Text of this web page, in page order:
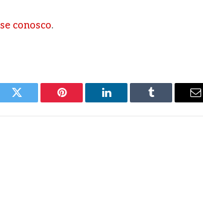
conosco.
Twitter Pinterest LinkedIn Tumblr